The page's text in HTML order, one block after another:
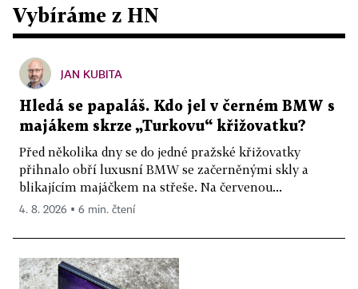
Vybíráme z HN
JAN KUBITA
Hledá se papaláš. Kdo jel v černém BMW s
majákem skrze „Turkovu“ křižovatku?
Před několika dny se do jedné pražské křižovatky
přihnalo obří luxusní BMW se začerněnými skly a
blikajícím majáčkem na střeše. Na červenou...
4. 8. 2026 ▪ 6 min. čtení